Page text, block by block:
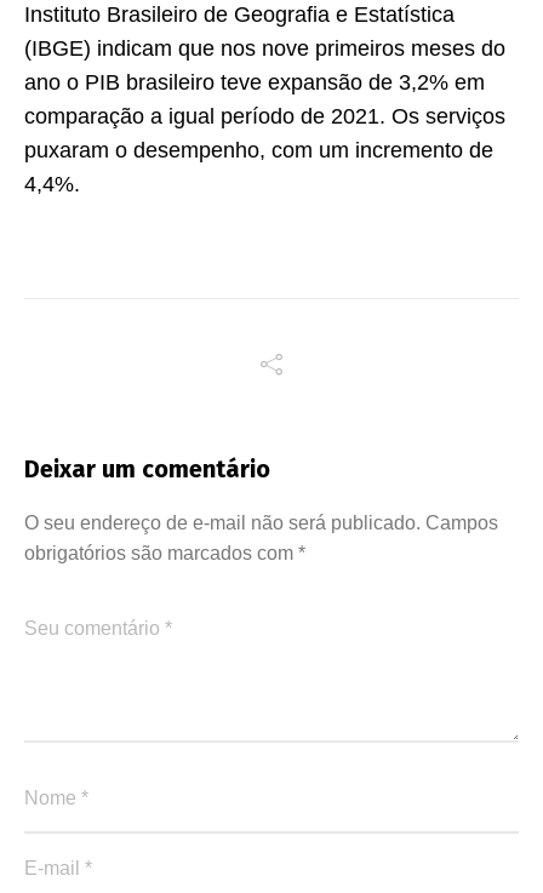
Instituto Brasileiro de Geografia e Estatística
(IBGE) indicam que nos nove primeiros meses do
ano o PIB brasileiro teve expansão de 3,2% em
comparação a igual período de 2021. Os serviços
puxaram o desempenho, com um incremento de
4,4%.
Deixar um comentário
O seu endereço de e-mail não será publicado. Campos
obrigatórios são marcados com *